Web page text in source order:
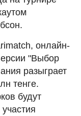
онлайн-
"Выбор
разыграет
тенге.
будут